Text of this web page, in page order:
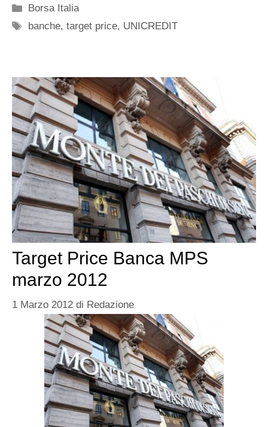
Categorie
Borsa Italia
Tag
banche,target price, UNICREDIT
Target Price Banca MPS
marzo 2012
1 Marzo 2012 di Redazione